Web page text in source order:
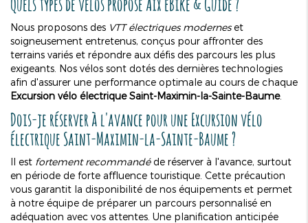
Nous proposons des VTT électriques moderneset
soigneusement entretenus, conçus pour affronter des
terrains variés et répondre aux défis des parcours les plus
exigeants. Nos vélos sont dotés des dernières technologies
afin d'assurer une performance optimale au cours de chaque
Excursion vélo électrique Saint-Maximin-la-Sainte-Baume.
Dois-je réserver à l'avance pour uneExcursion vélo
électrique Saint-Maximin-la-Sainte-Baume?
Il est fortement recommandéde réserver à l'avance, surtout
en période de forte affluence touristique. Cette précaution
vous garantit la disponibilité de nos équipements et permet
à notre équipe de préparer un parcours personnalisé en
adéquation avec vos attentes. Une planification anticipée